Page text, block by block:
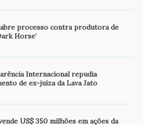
processo contra produtora de
Horse’
Internacional repudia
de ex-juíza da Lava Jato
US$ 350 milhões em ações da